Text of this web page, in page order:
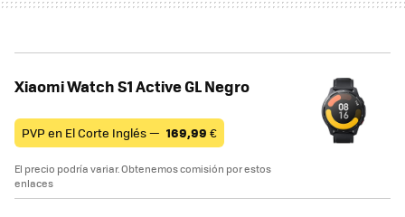
Xiaomi Watch S1 Active GL Negro
PVP en El Corte Inglés — 169,99 €
El precio podría variar. Obtenemos comisión por estos
enlaces